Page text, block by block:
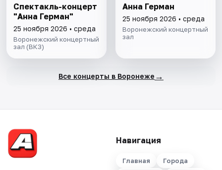
Спектакль-концерт
"Анна Герман"
25 ноября 2026 • среда
Воронежский концертный
зал (ВКЗ)
Анна Герман
25 ноября 2026 • среда
Воронежский концертный
зал
Все концерты в Воронеже →
Навигация
Главная Города